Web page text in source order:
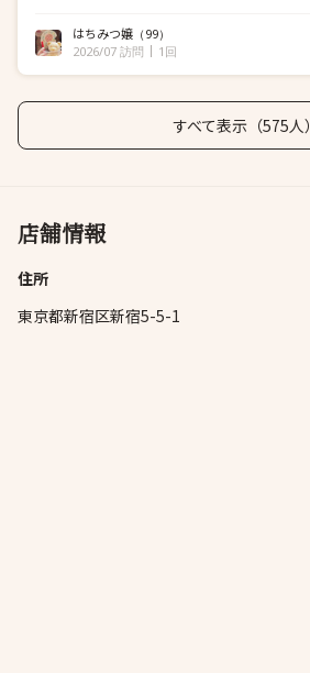
はちみつ嬢 （99）
2026/07 訪問
1回
すべて表示（575人）
店舗情報
住所
東京都新宿区新宿5-5-1